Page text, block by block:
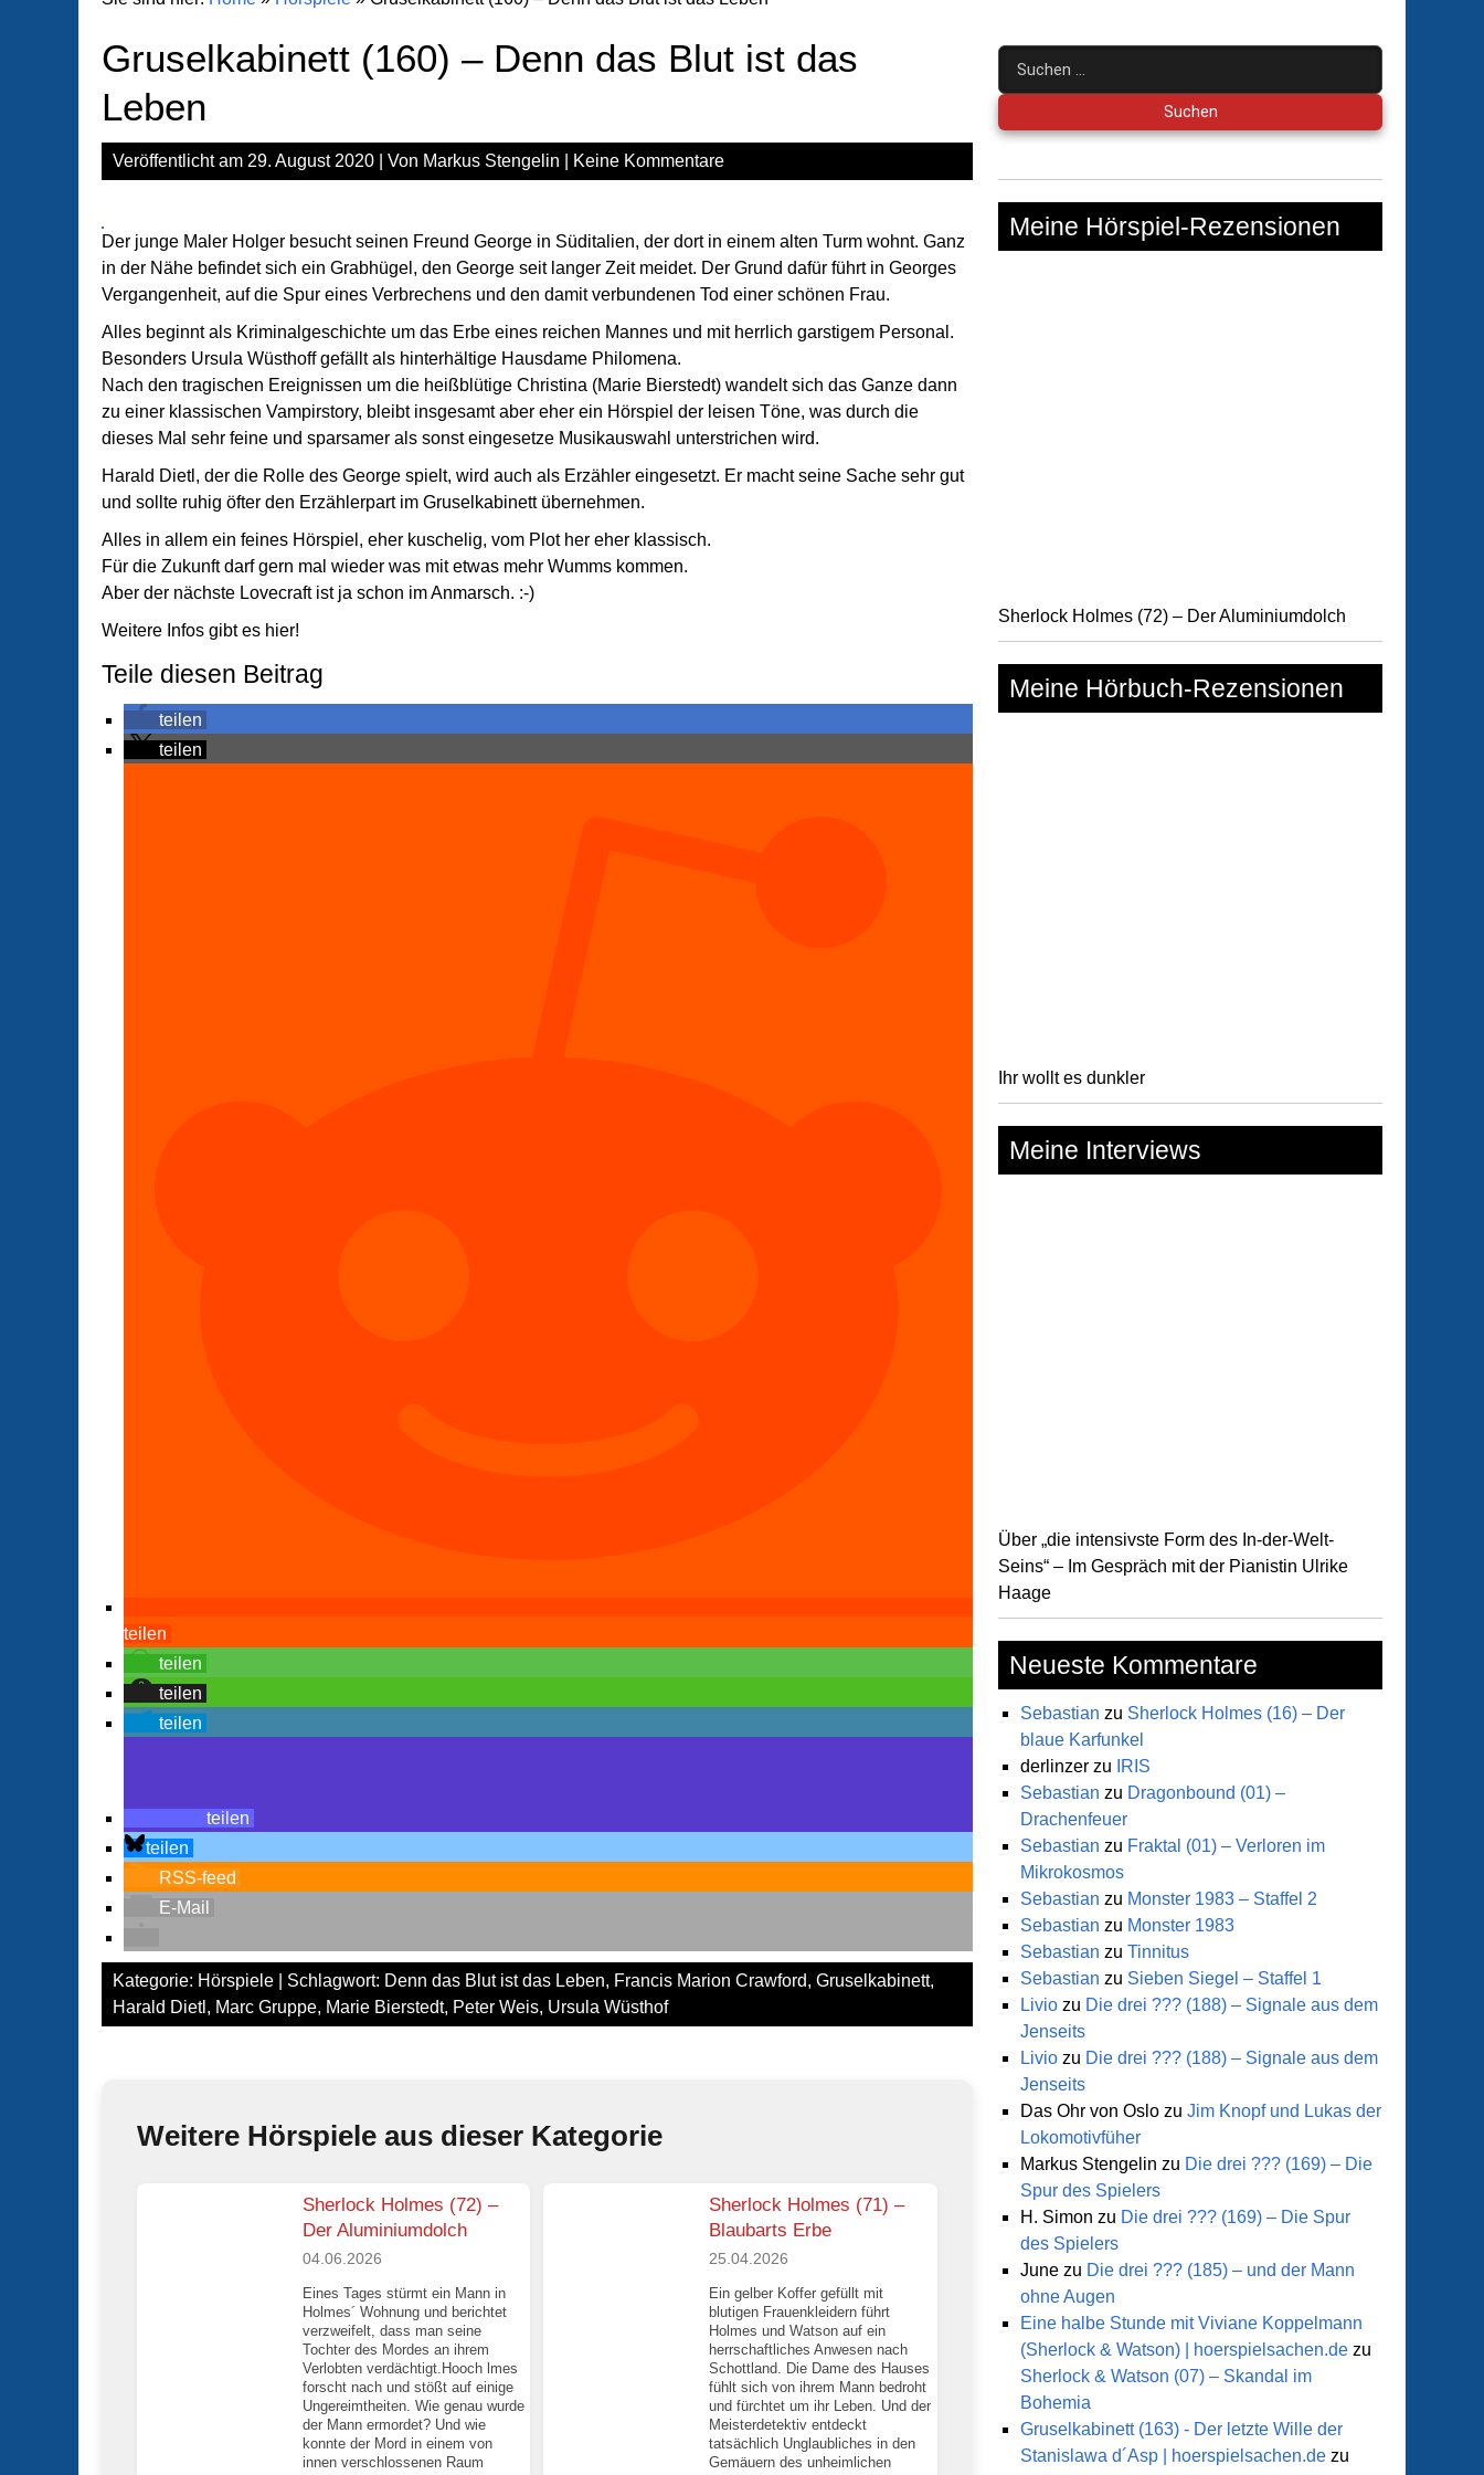
Gruselkabinett (160) – Denn das Blut ist das
Leben
Veröffentlicht am 29. August 2020 | Von Markus Stengelin Keine Kommentare
Der junge Maler Holger besucht seinen Freund George in Süditalien, der dort in einem alten Turm wohnt. Ganz
in der Nähe befindet sich ein Grabhügel, den George seit langer Zeit meidet. Der Grund dafür führt in Georges
Vergangenheit, auf die Spur eines Verbrechens und den damit verbundenen Tod einer schönen Frau.
Alles beginnt als Kriminalgeschichte um das Erbe eines reichen Mannes und mit herrlich garstigem Personal.
Besonders Ursula Wüsthoff gefällt als hinterhältige Hausdame Philomena.
Nach den tragischen Ereignissen um die heißblütige Christina (Marie Bierstedt) wandelt sich das Ganze dann
zu einer klassischen Vampirstory, bleibt insgesamt aber eher ein Hörspiel der leisen Töne, was durch die
dieses Mal sehr feine und sparsamer als sonst eingesetze Musikauswahl unterstrichen wird.
Harald Dietl, der die Rolle des George spielt, wird auch als Erzähler eingesetzt. Er macht seine Sache sehr gut
und sollte ruhig öfter den Erzählerpart im Gruselkabinett übernehmen.
Alles in allem ein feines Hörspiel, eher kuschelig, vom Plot her eher klassisch.
Für die Zukunft darf gern mal wieder was mit etwas mehr Wumms kommen.
Aber der nächste Lovecraft ist ja schon im Anmarsch. :-)
Weitere Infos gibt es hier!
Teile diesen Beitrag
teilen
teilen
teilen
teilen
teilen
teilen
teilen
teilen
RSS-feed
E-Mail
Kategorie: Hörspiele | Schlagwort: Denn das Blut ist das Leben, Francis Marion Crawford, Gruselkabinett,
Harald Dietl , Marc Gruppe, Marie Bierstedt, Peter Weis, Ursula Wüsthof
Weitere Hörspiele aus dieser Kategorie
Sherlock Holmes (72) –
Der Aluminiumdolch
04.06.2026
Eines Tages stürmt ein Mann in
Holmes´ Wohnung und berichtet
verzweifelt, dass man seine
Tochter des Mordes an ihrem
Verlobten verdächtigt.Hooch lmes
forscht nach und stößt auf einige
Ungereimtheiten. Wie genau wurde
der Mann ermordet? Und wie
konnte der Mord in einem von
innen verschlossenen Raum
Sherlock Holmes (71) –
Blaubarts Erbe
25.04.2026
Ein gelber Koffer gefüllt mit
blutigen Frauenkleidern führt
Holmes und Watson auf ein
herrschaftliches Anwesen nach
Schottland. Die Dame des Hauses
fühlt sich von ihrem Mann bedroht
und fürchtet um ihr Leben. Und der
Meisterdetektiv entdeckt
tatsächlich Unglaubliches in den
Gemäuern des unheimlichen
Suchen
nach:
Meine Hörspiel-Rezensionen
Sherlock Holmes (72) – Der Aluminiumdolch
Meine Hörbuch-Rezensionen
Ihr wollt es dunkler
Meine Interviews
Über „die intensivste Form des In-der-Welt-
Seins“ – Im Gespräch mit der Pianistin Ulrike
Haage
Neueste Kommentare
Sebastian zu Sherlock Holmes (16) – Der
blaue Karfunkel
derlinzer zu
IRIS
Sebastian zu Dragonbound (01) –
Drachenfeuer
Sebastian zu Fraktal (01) – Verloren im
Mikrokosmos
Sebastian zu Monster 1983 – Staffel 2
Sebastian zu Monster 1983
Sebastian zu Tinnitus
Sebastian zu Sieben Siegel – Staffel 1
Livio zu Die drei ??? (188) – Signale aus dem
Jenseits
Livio zu Die drei ??? (188) – Signale aus dem
Jenseits
Das Ohr von Oslo zu Jim Knopf und Lukas der
Lokomotivfüher
Markus Stengelin zu Die drei ??? (169) – Die
Spur des Spielers
H. Simon zu Die drei ??? (169) – Die Spur
des Spielers
June zu Die drei ??? (185) – und der Mann
ohne Augen
Eine halbe Stunde mit Viviane Koppelmann
(Sherlock & Watson) | hoerspielsachen.de zu
Sherlock & Watson (07) – Skandal im
Bohemia
Gruselkabinett (163) - Der letzte Wille der
Stanislawa d´Asp | hoerspielsachen.de zu